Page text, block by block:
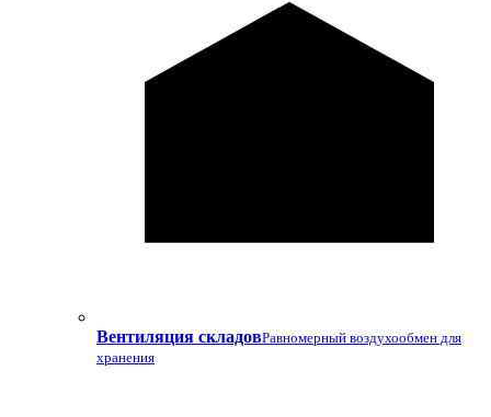
Вентиляция складовРавномерный воздухообмен для
хранения